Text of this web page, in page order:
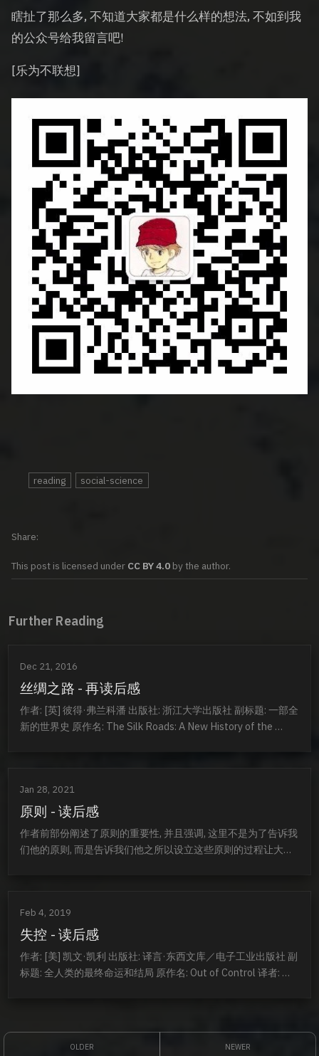
瞎扯了那么多, 不知道大家都是什么样的想法, 不如到我
的公众号给我留言吧!
[乐为不联想]
reading social-science
This post is licensed under CC BY 4.0 by the author.
Share
Further Reading
Dec 21, 2016
丝绸之路 - 再读后感
作者: [英] 彼得·弗兰科潘 出版社: 浙江大学出版社 副标题: 一部全
新的世界史 原作名: The Silk Roads: A New History of the
Jan 28, 2021
原则 - 读后感
作者前部份阐述了原则的重要性, 并且强调, 这里不是为了告诉我
们他的原则, 而是告诉我们他之所以设立这些原则的过程让大家
则。相反，我希望你们质疑我的每一句话，从我的这些原则中精
挑细选，以便找出适合你的组合。...
Feb 4, 2019
失控 - 读后感
作者: [美] 凯文·凯利 出版社: 译言·东西文库／电子工业出版社 副
标题: 全人类的最终命运和结局 原作名: Out of Control 译者: 张